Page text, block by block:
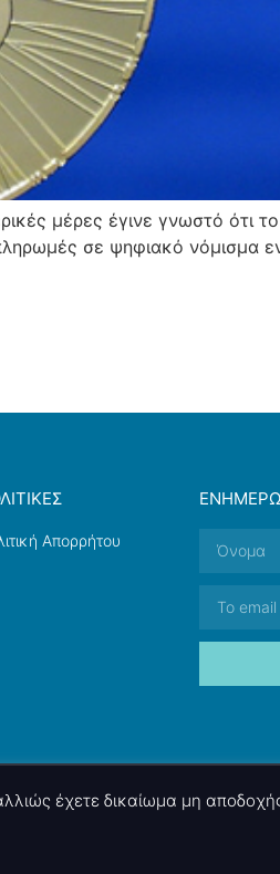
μέρες έγινε γνωστό ότι
σε ψηφιακό νόμισμα
Απορρήτου
έχετε δικαίωμα μη